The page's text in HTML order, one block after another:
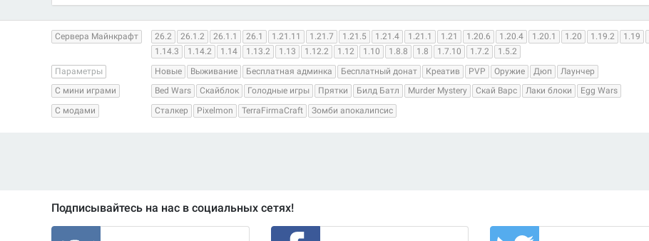
Сервера Майнкрафт 26.2 26.1.2 26.1.1 26.1 1.21.11 1.21.7 1.21.5 1.21.4 1.21.1 1.21 1.20.6 1.20.4 1.20.1 1.20 1.19.2 1.19
1.14.3
1.14.2 1.14 1.13.2 1.13 1.12.2 1.12 1.10 1.8.8 1.8 1.7.10 1.7.2
1.5.2
Параметры
Новые Выживание Бесплатная админка Бесплатный донат Креатив PVP Оружие Дюп
Лаунчер
С мини играми
Bed Wars Скайблок Голодные игры Прятки Билд Батл Murder Mystery Скай Варс Лаки блоки
Egg Wars
С модами
Сталкер Pixelmon TerraFirmaCraft Зомби апокалипсис
Подписывайтесь на нас в социальных сетях!